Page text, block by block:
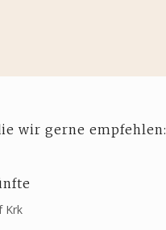
wir gerne empfehlen:
Krk